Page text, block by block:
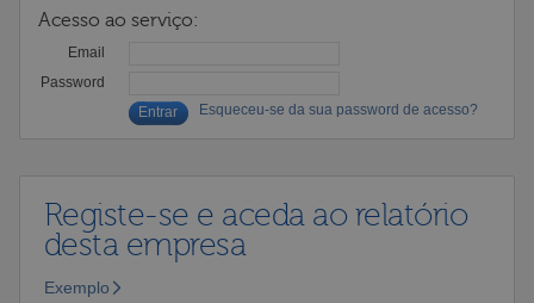
Acesso ao serviço:
Email
Password
Esqueceu-se da sua password de acesso?
Registe-se e aceda ao relatório
desta empresa
Exemplo